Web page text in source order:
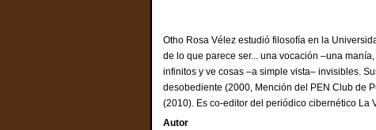
Otho Rosa Vélez estudió filosofía en la
de lo que parece ser... una vocación –una
infinitos y ve cosas –a simple vista– invisibles.
desobediente (2000, Mención del PEN Club de
(2010). Es co-editor del periódico cibernético La
Autor